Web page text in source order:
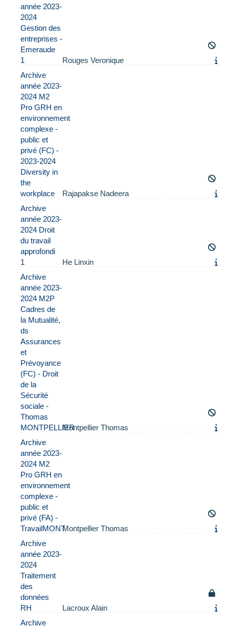
année 2023-
2024
Gestion des
entreprises -
Emeraude
1
Rouges Veronique
Archive
année 2023-
2024 M2
Pro GRH en
environnement
complexe -
public et
privé (FC) -
2023-2024
Diversity in
the
workplace
Rajapakse Nadeera
Archive
année 2023-
2024 Droit
du travail
approfondi
1
He Linxin
Archive
année 2023-
2024 M2P
Cadres de
la Mutualité,
ds
Assurances
et
Prévoyance
(FC) - Droit
de la
Sécurité
sociale -
Thomas
MONTPELLIERMontpellier Thomas
Archive
année 2023-
2024 M2
Pro GRH en
environnement
complexe -
public et
privé (FA) -
TravailMONTMontpellier Thomas
Archive
année 2023-
2024
Traitement
des
données
RH
Lacroux Alain
Archive